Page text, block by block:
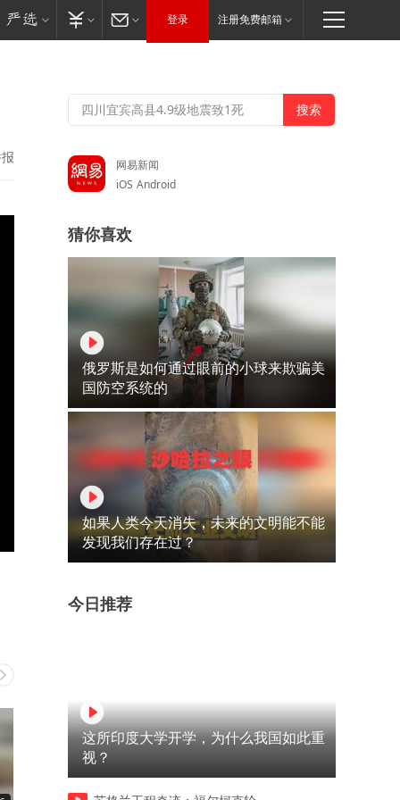
登录 注册免费邮箱
网易新闻
iOS Android
猜你喜欢
俄罗斯是如何通过眼前的小球来欺骗美
国防空系统的
如果人类今天消失，未来的文明能不能
发现我们存在过？
今日推荐
这所印度大学开学，为什么我国如此重
视？